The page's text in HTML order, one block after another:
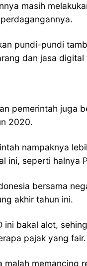
masih
pundi-pundi
dan jasa
pemerintah juga
2020.
nampaknya
ini, seperti halnya
bersama
akhir tahun ini.
ini bakal alot,
pajak yang
malah